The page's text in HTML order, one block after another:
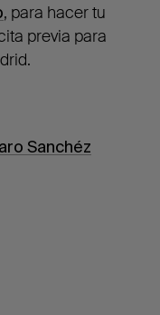
, para hacer tu
previa para
Sanchéz